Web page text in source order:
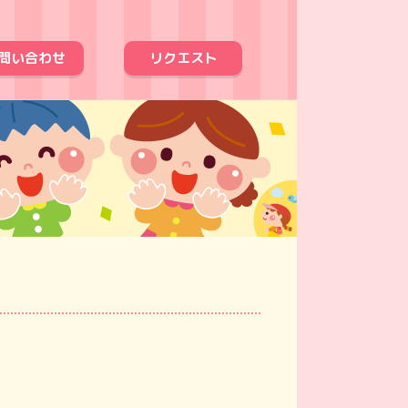
い合わせ リクエスト